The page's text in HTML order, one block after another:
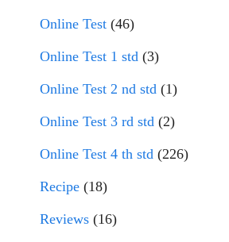
Online Test (46)
Online Test 1 std (3)
Online Test 2 nd std (1)
Online Test 3 rd std (2)
Online Test 4 th std (226)
Recipe (18)
Reviews (16)